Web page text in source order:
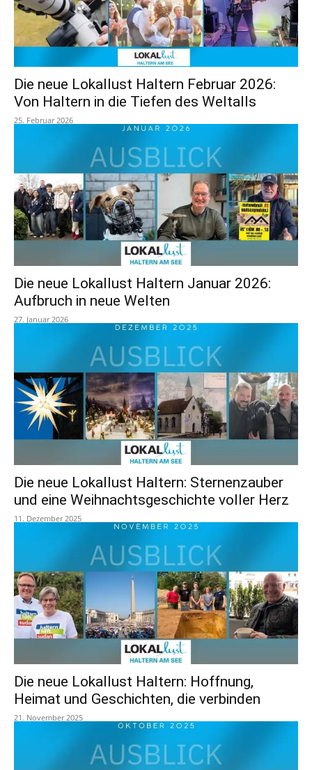
Die neue Lokallust Haltern Februar 2026:
Von Haltern in die Tiefen des Weltalls
25. Februar 2026
Die neue Lokallust Haltern Januar 2026:
Aufbruch in neue Welten
27. Januar 2026
Die neue Lokallust Haltern: Sternenzauber
und eine Weihnachtsgeschichte voller Herz
11. Dezember 2025
Die neue Lokallust Haltern: Hoffnung,
Heimat und Geschichten, die verbinden
21. November 2025